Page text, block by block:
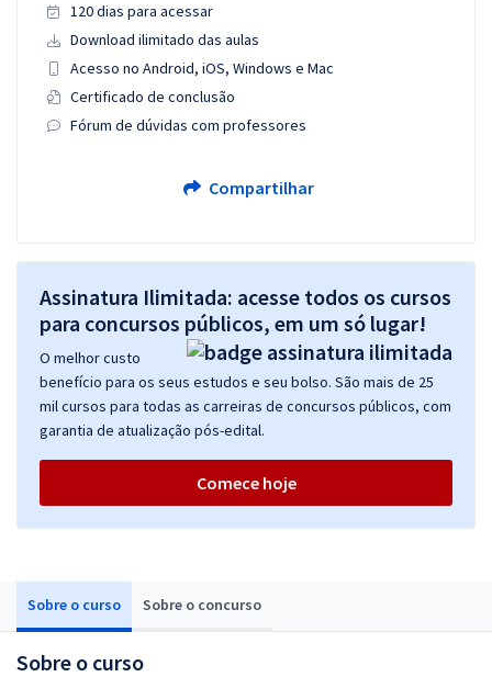
Sobre o curso Sobre o concurso
Sobre o curso
120 dias para acessar
Download ilimitado das aulas
Acesso no Android, iOS, Windows e Mac
Certificado de conclusão
Fórum de dúvidas com professores
Compartilhar
Assinatura Ilimitada: acesse todos os cursos
para concursos públicos, em um só lugar!
O melhor custo
benefício para os seus estudos e seu bolso. São mais de 25
mil cursos para todas as carreiras de concursos públicos, com
garantia de atualização pós-edital.
Comece hoje